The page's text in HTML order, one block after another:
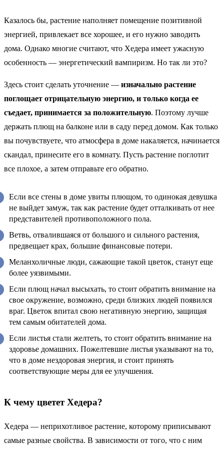
Казалось бы, растение наполняет помещение позитивной
энергией, привлекает все хорошее, и его нужно заводить
дома. Однако многие считают, что Хедера имеет ужасную
особенность — энергетический вампиризм. Но так ли это?
Здесь стоит сделать уточнение — изначально растение
поглощает отрицательную энергию, и только когда ее
съедает, принимается за положительную. Поэтому лучше
держать плющ на балконе или в саду перед домом. Как только
вы почувствуете, что атмосфера в доме накаляется, начинается
скандал, принесите его в комнату. Пусть растение поглотит
все плохое, а затем отправьте его обратно.
Если все стены в доме увиты плющом, то одинокая девушка
не выйдет замуж, так как растение будет отталкивать от нее
представителей противоположного пола.
Ветвь, отвалившаяся от большого и сильного растения,
предвещает крах, большие финансовые потери.
Меланхоличные люди, сажающие такой цветок, станут еще
более уязвимыми.
Если плющ начал высыхать, то стоит обратить внимание на
свое окружение, возможно, среди близких людей появился
враг. Цветок впитал свою негативную энергию, защищая
тем самым обитателей дома.
Если листья стали желтеть, то стоит обратить внимание на
здоровье домашних. Пожелтевшие листья указывают на то,
что в доме нездоровая энергия, и стоит принять
соответствующие меры для ее улучшения.
К чему цветет Хедера?
Хедера — неприхотливое растение, которому приписывают
самые разные свойства. В зависимости от того, что с ним